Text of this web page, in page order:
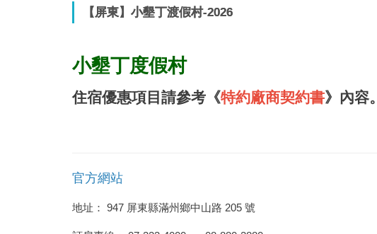
【屏東】小墾丁渡假村-2026
小墾丁度假村
住宿優惠項目請參考《特約廠商契約書》內容。
官方網站
地址 ： 947 屏東縣滿州鄉中山路 205 號